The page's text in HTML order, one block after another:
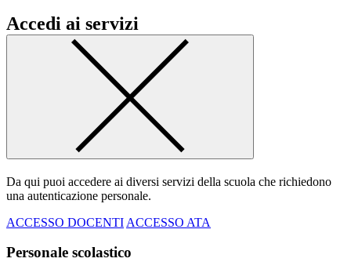
Accedi ai servizi
Da qui puoi accedere ai diversi servizi della scuola che richiedono
una autenticazione personale.
ACCESSO DOCENTI ACCESSO ATA
Personale scolastico